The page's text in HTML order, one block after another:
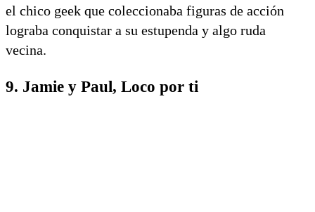
el chico geek que coleccionaba figuras de acción
lograba conquistar a su estupenda y algo ruda
vecina.
9. Jamie y Paul, Loco por ti